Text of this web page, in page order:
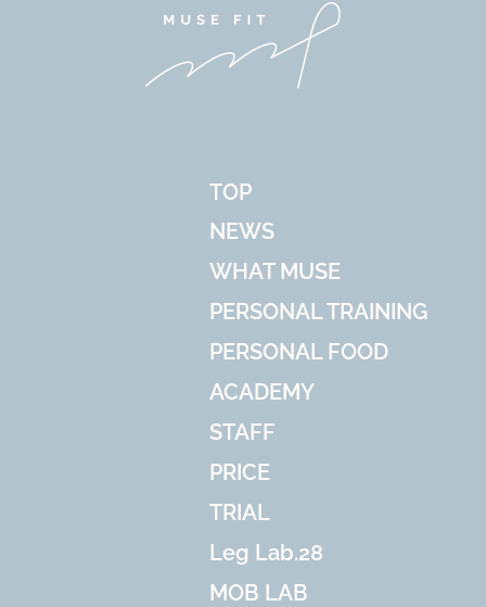
TOP
NEWS
WHAT MUSE
PERSONAL TRAINING
PERSONAL FOOD
ACADEMY
STAFF
PRICE
TRIAL
Leg Lab.28
MOB LAB